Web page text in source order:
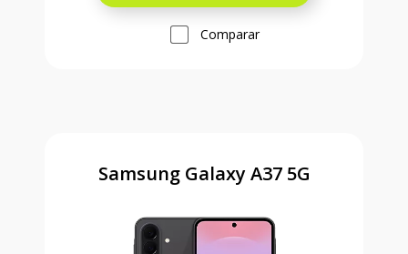
Comparar
Samsung Galaxy A37 5G